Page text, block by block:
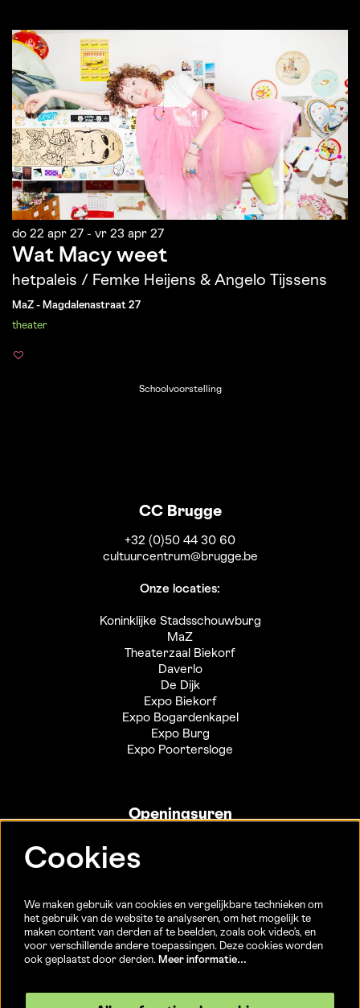
Wat Macy weet
hetpaleis / Femke Heijens & Angelo Tijssens
do 22 apr 27 - vr 23 apr 27
MaZ - Magdalenastraat 27
theater
Schoolvoorstelling
CC Brugge
+32 (0)50 44 30 60
cultuurcentrum@brugge.be
Onze locaties:
Koninklijke Stadsschouwburg
MaZ
Theaterzaal Biekorf
Daverlo
De Dijk
Expo Biekorf
Expo Bogardenkapel
Expo Burg
Expo Poortersloge
Openingsuren
Sint-Jakobsstraat 20
15/08)
Cookies
We maken gebruik van cookies en vergelijkbare technieken om
het gebruik van de website te analyseren, om het mogelijk te
maken content van derden af te beelden, zoals ook video’s, en
voor verschillende andere toepassingen. Deze cookies worden
ook geplaatst door derden. Meer informatie…